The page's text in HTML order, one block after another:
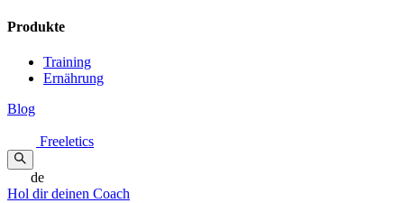
Produkte
Training
Ernährung
Blog
Freeletics
de
Hol dir deinen Coach